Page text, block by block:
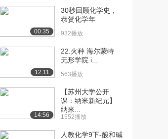
00:35
30秒回顾化学史，
恭贺化学年
932播放
12:11
22.火种 海尔蒙特
无形学院 i...
563播放
14:56
【苏州大学公开
课：纳米新纪元】
纳米...
1552播放
人教化学9下-酸和碱